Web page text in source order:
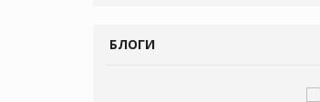
БЛОГИ